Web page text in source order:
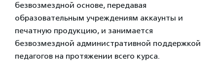
безвозмездной основе, передавая
образовательным учреждениям аккаунты и
печатную продукцию, и занимается
безвозмездной административной поддержкой
педагогов на протяжении всего курса.